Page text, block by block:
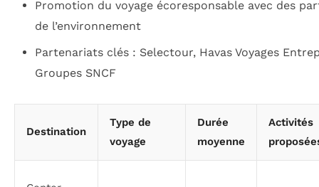
Promotion du voyage écoresponsable avec des
de l’environnement
Partenariats clés : Selectour, Havas Voyages
Groupes SNCF
Destination
Type de
voyage
Durée
moyenne
Activités